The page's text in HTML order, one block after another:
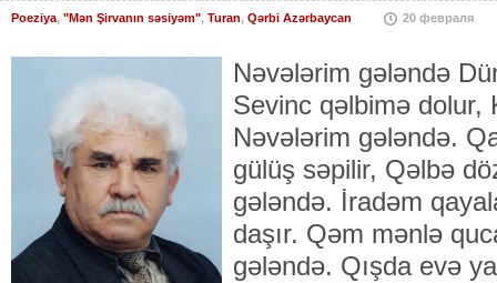
Poeziya, "Mən Şirvanın səsiyəm", Turan, Qərbi Azərbaycan 20 февраля
Nəvələrim gələndə
Sevinc qəlbimə dolur,
Nəvələrim gələndə.
gülüş səpilir, Qəlbə
gələndə. İradəm
daşır. Qəm mənlə
gələndə. Qışda evə